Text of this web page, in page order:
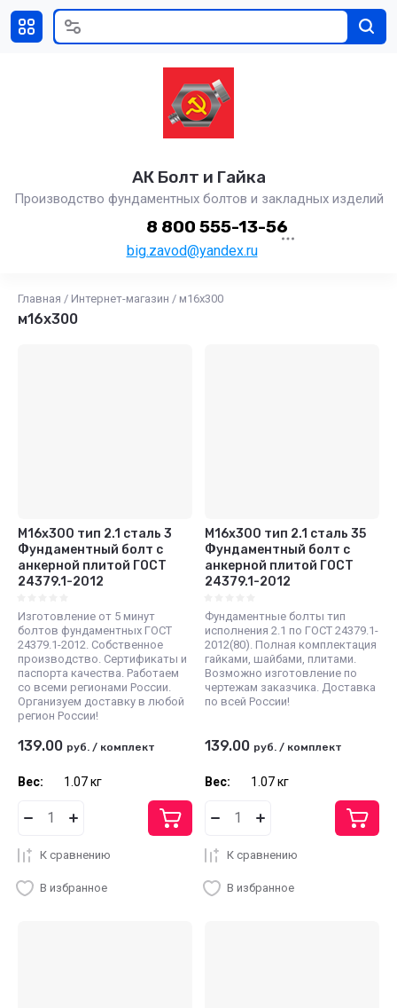
АК Болт и Гайка
Производство фундаментных болтов и закладных изделий
big.zavod@yandex.ru
8 800 555-13-56
Главная / Интернет-магазин / м16х300
м16х300
М16x300 тип 2.1 сталь 3
Фундаментный болт с
анкерной плитой ГОСТ
24379.1-2012
Изготовление от 5 минут
болтов фундаментных ГОСТ
24379.1-2012. Собственное
производство. Сертификаты и
паспорта качества. Работаем
со всеми регионами России.
Организуем доставку в любой
регион России!
139.00 руб. / комплект
Вес: 1.07 кг
К сравнению
В избранное
М16x300 тип 2.1 сталь 35
Фундаментный болт с
анкерной плитой ГОСТ
24379.1-2012
Фундаментные болты тип
исполнения 2.1 по ГОСТ 24379.1-
2012(80). Полная комплектация
гайками, шайбами, плитами.
Возможно изготовление по
чертежам заказчика. Доставка
по всей России!
139.00 руб. / комплект
Вес: 1.07 кг
К сравнению
В избранное